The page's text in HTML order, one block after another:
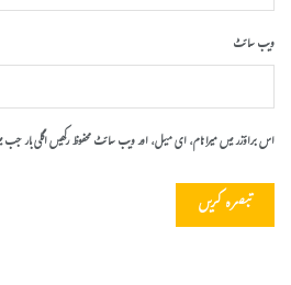
ویب‌ سائٹ
اس براؤزر میں میرا نام، ای میل، اور ویب سائٹ محفوظ رکھیں اگلی بار